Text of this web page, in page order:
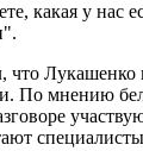
какая у нас
что Лукашенко
По мнению